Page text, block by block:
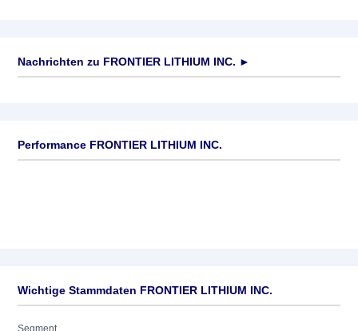
Nachrichten zu FRONTIER LITHIUM INC. ►
Performance FRONTIER LITHIUM INC.
Wichtige Stammdaten FRONTIER LITHIUM INC.
Segment